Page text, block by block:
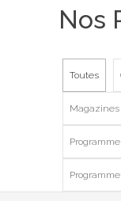
Nos
Toutes